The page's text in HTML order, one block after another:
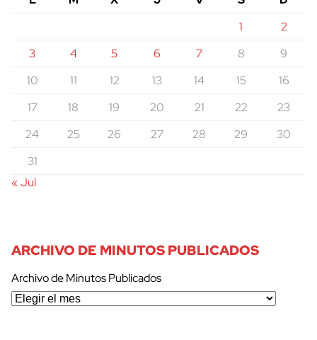
1
2
3
4 5 6 7 8
9
10
11 12 13 14 15
16
17
18 19 20 21 22
23
24
25 26 27 28 29
30
31
« Jul
ARCHIVO DE MINUTOS PUBLICADOS
Archivo de Minutos Publicados